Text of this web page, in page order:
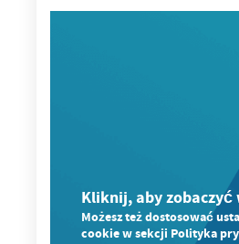
Kliknij, aby zobaczyć
Możesz też dostosować
cookie w sekcji Polityka